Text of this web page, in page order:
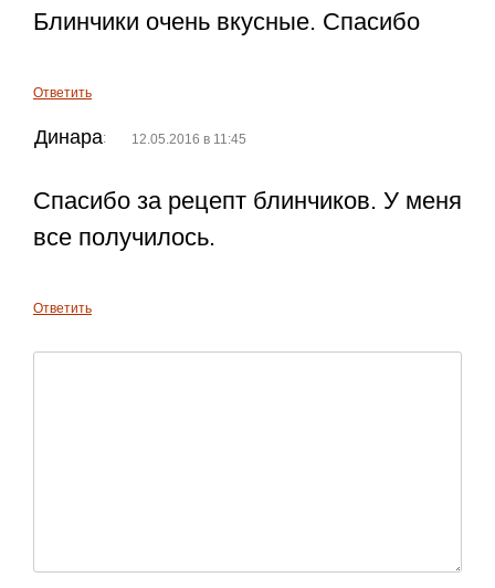
Блинчики очень вкусные. Спасибо
Ответить
Динара: 12.05.2016 в 11:45
Спасибо за рецепт блинчиков. У меня
все получилось.
Ответить